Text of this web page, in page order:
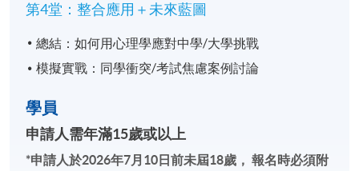
第4堂：整合應用＋未來藍圖
總結：如何用心理學應對中學/大學挑戰
模擬實戰：同學衝突/考試焦慮案例討論
學員
申請人需年滿15歲或以 上
*申請人於2026年7月 10日前未屆18歲， 報名時必須附